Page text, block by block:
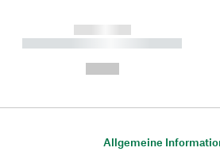
------------
----------- ----------- ----------
Allgemeine